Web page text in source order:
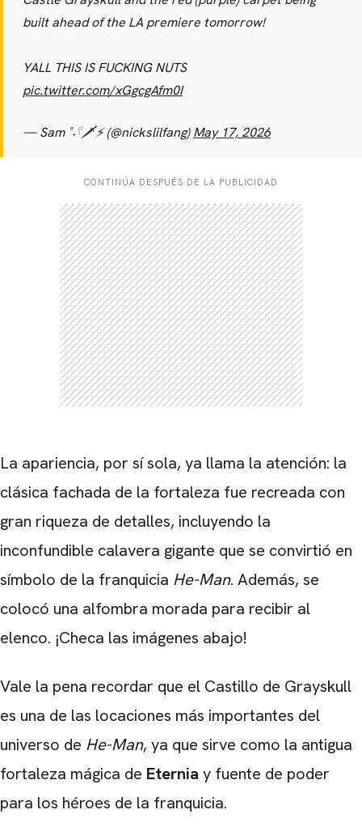
built ahead of the LA premiere tomorrow!
YALL THIS IS FUCKING NUTS
pic.twitter.com/xGgcgAfm0I
— Sam ˚˖𓍢🗡️⚡️ (@nickslilfang)May 17, 2026
CONTINÚA DESPUÉS DE LA PUBLICIDAD
La apariencia, por sí sola, ya llama la atención: la
clásica fachada de la fortaleza fue recreada con
gran riqueza de detalles, incluyendo la
inconfundible calavera gigante que se convirtió en
símbolo de la franquicia He-Man. Además, se
colocó una alfombra morada para recibir al
elenco. ¡Checa las imágenes abajo!
Vale la pena recordar que el Castillo de Grayskull
es una de las locaciones más importantes del
universo de He-Man, ya que sirve como la antigua
fortaleza mágica de Eternia y fuente de poder
para los héroes de la franquicia.